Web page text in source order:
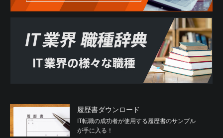
履歴書ダウンロード
IT転職の成功者が使用する履歴書のサンプル
が手に入る！